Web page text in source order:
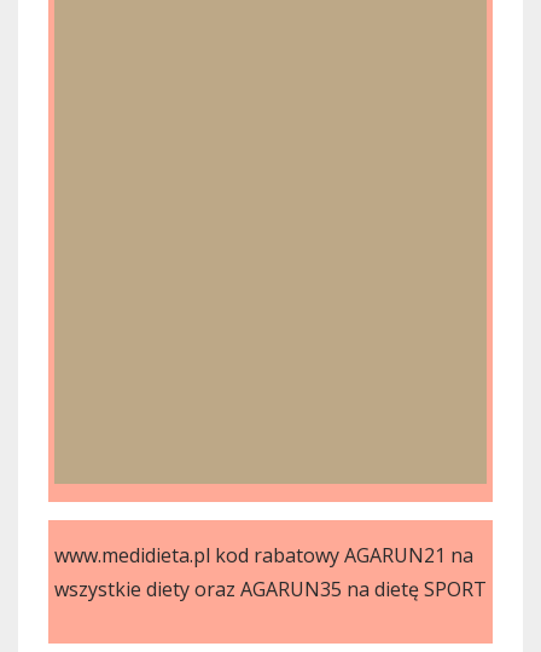
www.medidieta.pl kod rabatowy AGARUN21 na
wszystkie diety oraz AGARUN35 na dietę SPORT